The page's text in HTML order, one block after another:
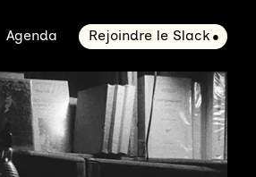
Agenda Rejoindre le Slack